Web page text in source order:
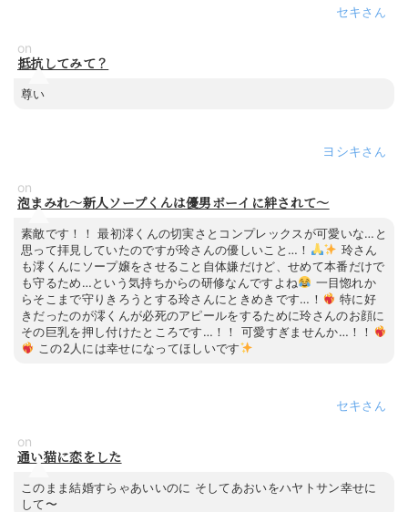
セキ
on
抵抗してみて？
尊い
ヨシキ
on
泡まみれ～新人ソープくんは優男ボーイに絆されて～
素敵です！！ 最初澪くんの切実さとコンプレックスが可愛いな…と
思って拝見していたのですが玲さんの優しいこと…！
玲さん
も澪くんにソープ嬢をさせること自体嫌だけど、せめて本番だけで
も守るため…という気持ちからの研修なんですよね
一目惚れか
らそこまで守りきろうとする玲さんにときめきです…！
特に好
きだったのが澪くんが必死のアピールをするために玲さんのお顔に
その巨乳を押し付けたところです…！！ 可愛すぎませんか…！！
この2人には幸せになってほしいです
セキ
on
通い猫に恋をした
このまま結婚すらゃあいいのに そしてあおいをハヤトサン幸せに
して〜